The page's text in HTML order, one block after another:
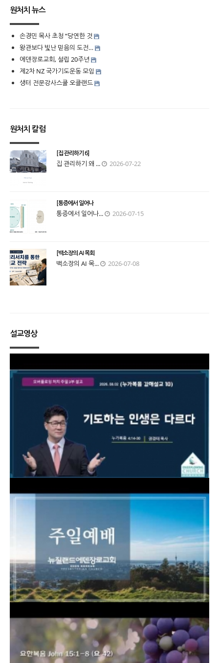
원처치 뉴스
손경민 목사 초청 “당연한 것
왕관보다 빛난 믿음의 도전…
에덴장로교회, 설립 20주년
제2차 NZ 국가기도운동 모임
생터 전문강사스쿨 오클랜드
원처치 칼럼
[집 관리하기 6]
집 관리하기 왜 ... 2026-07-22
[통증에서 일어나
통증에서 일어나... 2026-07-15
[백소장의 AI 목회
백소장의 AI 목... 2026-07-08
설교영상